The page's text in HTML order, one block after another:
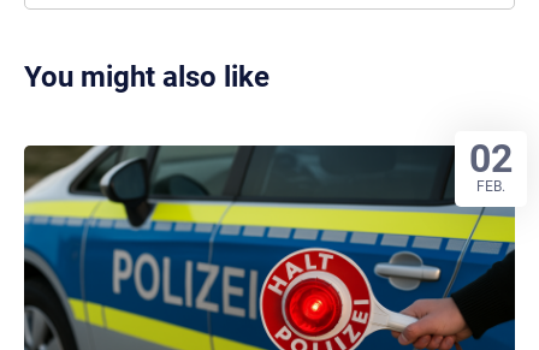
You might also like
02
FEB.